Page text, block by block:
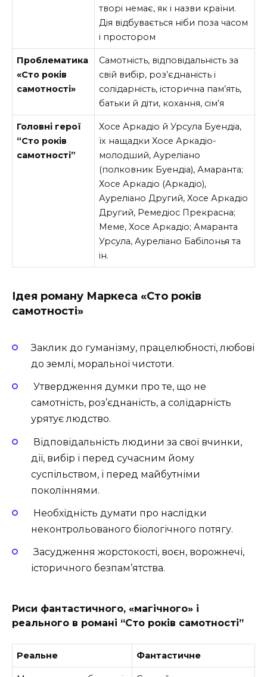
творі немає, як і назви країни.
Дія відбувається ніби поза часом
і простором
Проблематика
«Сто років
самотності»
Самотність, відповідальність за
свій вибір, роз’єднаність і
солідарність, історична пам’ять,
батьки й діти, кохання, сім’я
Головні герої
“Сто років
самотності”
Хосе Аркадіо й Урсула Буендіа,
їх нащадки Хосе Аркадіо-
молодший, Ауреліано
(полковник Буендіа), Амаранта;
Хосе Аркадіо (Аркадіо),
Ауреліано Другий, Хосе Аркадіо
Другий, Ремедіос Прекрасна;
Меме, Хосе Аркадіо; Амаранта
Урсула, Ауреліано Бабілонья та
ін.
Ідея роману Маркеса «Сто років
самотності»
Заклик до гуманізму, працелюбності, любові
до землі, моральної чистоти.
Утвердження думки про те, що не
самотність, роз’єднаність, а солідарність
урятує людство.
Відповідальність людини за свої вчинки,
дії, вибір і перед сучасним йому
суспільством, і перед майбутніми
поколіннями.
Необхідність думати про наслідки
неконтрольованого біологічного потягу.
Засудження жорстокості, воєн, ворожнечі,
історичного безпам’ятства.
Риси фантастичного, «магічного» і
реального в романі “Сто років самотності”
Реальне Фантастичне